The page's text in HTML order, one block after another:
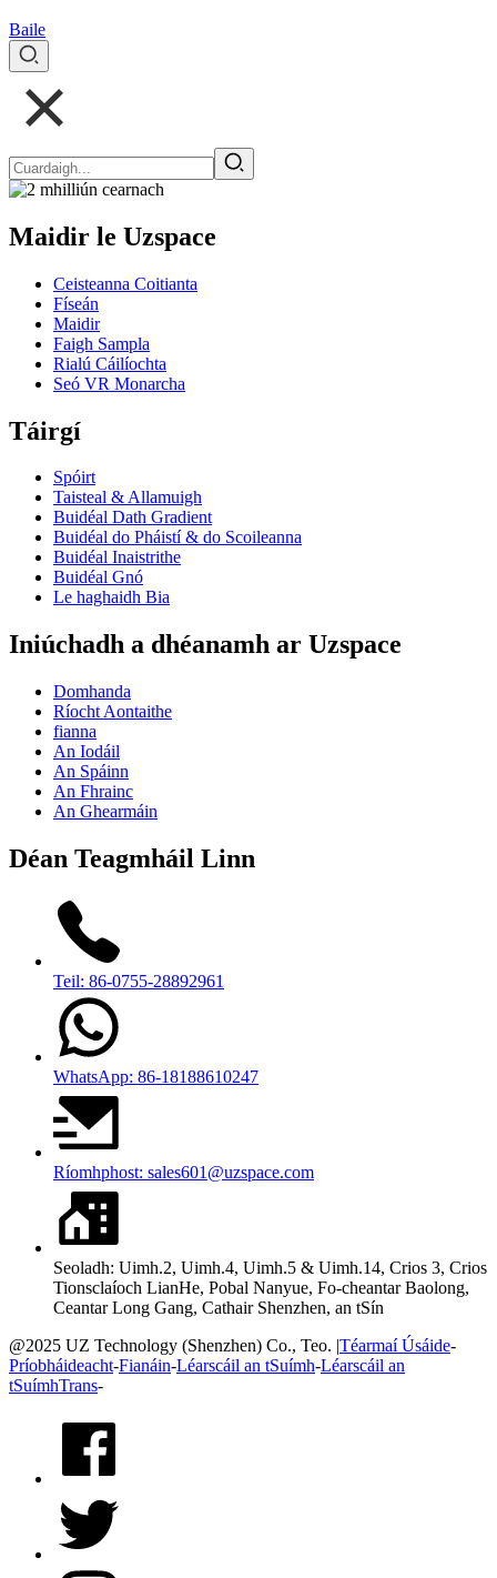
Baile
Maidir le Uzspace
Ceisteanna Coitianta
Físeán
Maidir
Faigh Sampla
Rialú Cáilíochta
Seó VR Monarcha
Táirgí
Spóirt
Taisteal & Allamuigh
Buidéal Dath Gradient
Buidéal do Pháistí & do Scoileanna
Buidéal Inaistrithe
Buidéal Gnó
Le haghaidh Bia
Iniúchadh a dhéanamh ar Uzspace
Domhanda
Ríocht Aontaithe
fianna
An Iodáil
An Spáinn
An Fhrainc
An Ghearmáin
Déan Teagmháil Linn
Teil: 86-0755-28892961
WhatsApp: 86-18188610247
Ríomhphost: sales601@uzspace.com
Seoladh: Uimh.2, Uimh.4, Uimh.5 & Uimh.14, Crios 3, Crios
Tionsclaíoch LianHe, Pobal Nanyue, Fo-cheantar Baolong,
Ceantar Long Gang, Cathair Shenzhen, an tSín
@2025 UZ Technology (Shenzhen) Co., Teo. |Téarmaí Úsáide-
Príobháideacht-Fianáin-Léarscáil an tSuímh-Léarscáil an
tSuímhTrans-